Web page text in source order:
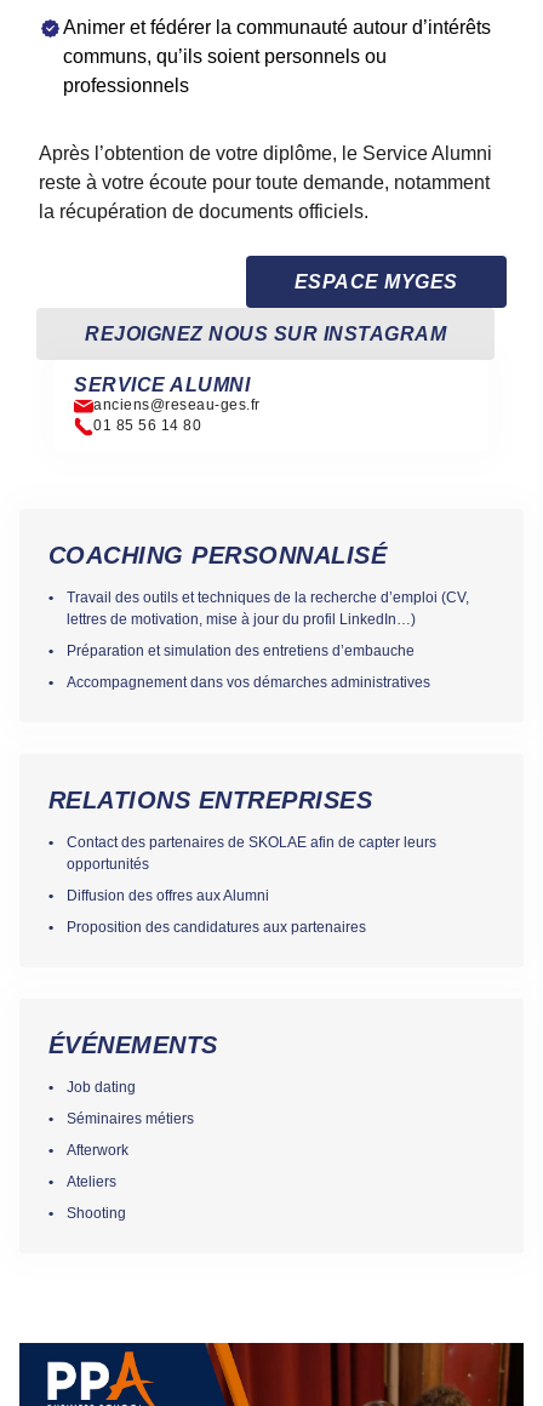
Animer et fédérer la communauté autour d’intérêts
communs, qu’ils soient personnels ou
professionnels
Après l’obtention de votre diplôme, le Service Alumni
reste à votre écoute pour toute demande, notamment
la récupération de documents officiels.
ESPACE MYGES
REJOIGNEZ NOUS SUR INSTAGRAM
SERVICE ALUMNI
anciens@reseau-ges.fr
01 85 56 14 80
COACHING PERSONNALISÉ
Travail des outils et techniques de la recherche d’emploi (CV,
lettres de motivation, mise à jour du profil LinkedIn…)
Préparation et simulation des entretiens d’embauche
Accompagnement dans vos démarches administratives
RELATIONS ENTREPRISES
Contact des partenaires de SKOLAE afin de capter leurs
opportunités
Diffusion des offres aux Alumni
Proposition des candidatures aux partenaires
ÉVÉNEMENTS
Job dating
Séminaires métiers
Afterwork
Ateliers
Shooting